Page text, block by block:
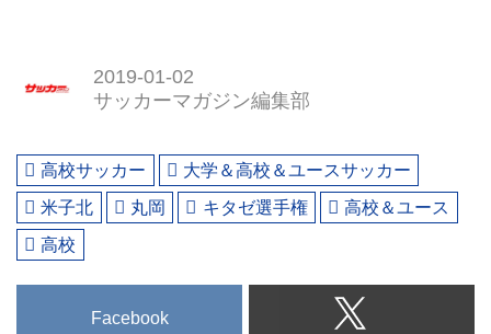
2019-01-02
サッカーマガジン編集部
高校サッカー
大学＆高校＆ユースサッカー
米子北
丸岡 キタゼ選手権
高校＆ユース
高校
Facebook